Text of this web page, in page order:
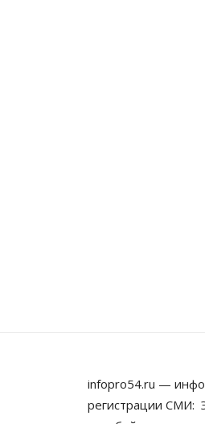
infopro54.ru —
регистрации СМИ: